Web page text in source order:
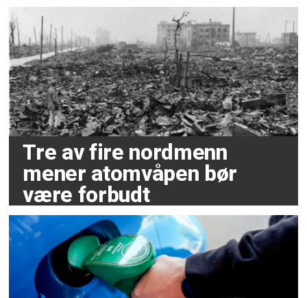
Tre av fire nordmenn
mener atomvåpen bør
være forbudt